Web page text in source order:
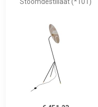
Stoomdestillaat (*101)